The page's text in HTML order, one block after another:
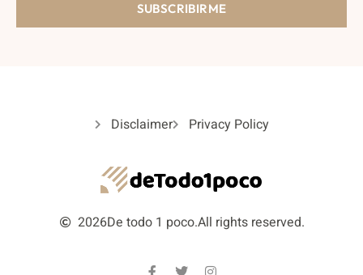
SUBSCRIBIRME
Disclaimer Privacy Policy
2026De todo 1 poco.All rights reserved.